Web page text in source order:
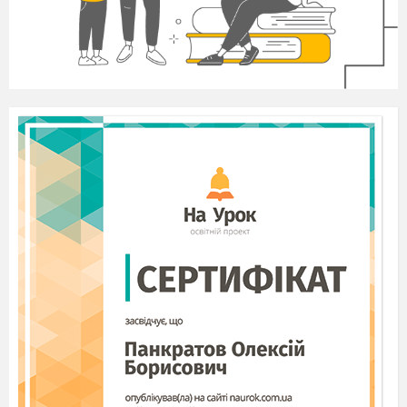
something in my basket. Listen to the description
and try to guess what it is.
When we eat apples
And go to school.
T: Children, do you know what it is?
Children:
we know. It is autumn.
You are right.
Did you learn the poems about autumn ?
Yes, we did.
Let’s recite the poems.
P6:
September means it’s time again
For going off to school.